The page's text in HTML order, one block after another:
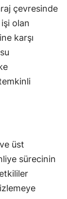
çevresinde
olan
karşı
üst
sürecinin